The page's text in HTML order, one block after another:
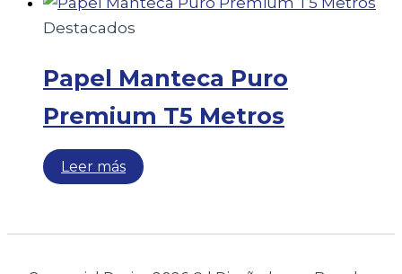
Destacados
Papel Manteca Puro
Premium T5 Metros
Leer más